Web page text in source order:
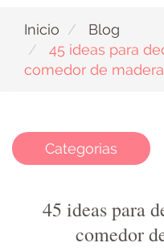
Inicio
Blog
45 ideas para
comedor de
Categorias
45 ideas para
comedor